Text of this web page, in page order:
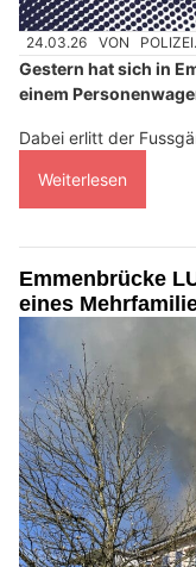
24.03.26 VON
Gestern hat sich in
einem
Dabei erlitt der
Weiterlesen
Emmenbrücke
eines